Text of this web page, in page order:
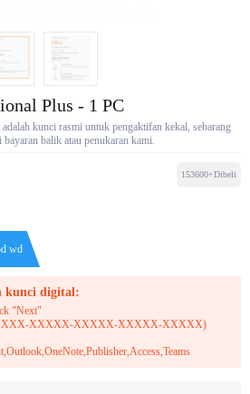
Plus - 1 PC
kunci rasmi untuk pengaktifan kekal, sebarang
balik atau penukaran kami.
wd
153600+Dibeli
kunci digital:
"Next"
XXXXX-XXXXX-XXXXX-XXXXX)